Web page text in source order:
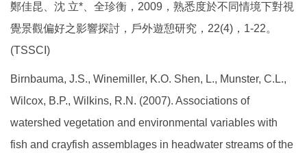
鄭佳昆、沈 立*、全珍衡，2009，熟悉度於不同情境下對視
覺景觀偏好之影響探討，戶外遊憩研究，22(4)，1-22。
(TSSCI)
Birnbauma, J.S., Winemiller, K.O. Shen, L., Munster, C.L.,
Wilcox, B.P., Wilkins, R.N. (2007). Associations of
watershed vegetation and environmental variables with
fish and crayfish assemblages in headwater streams of the